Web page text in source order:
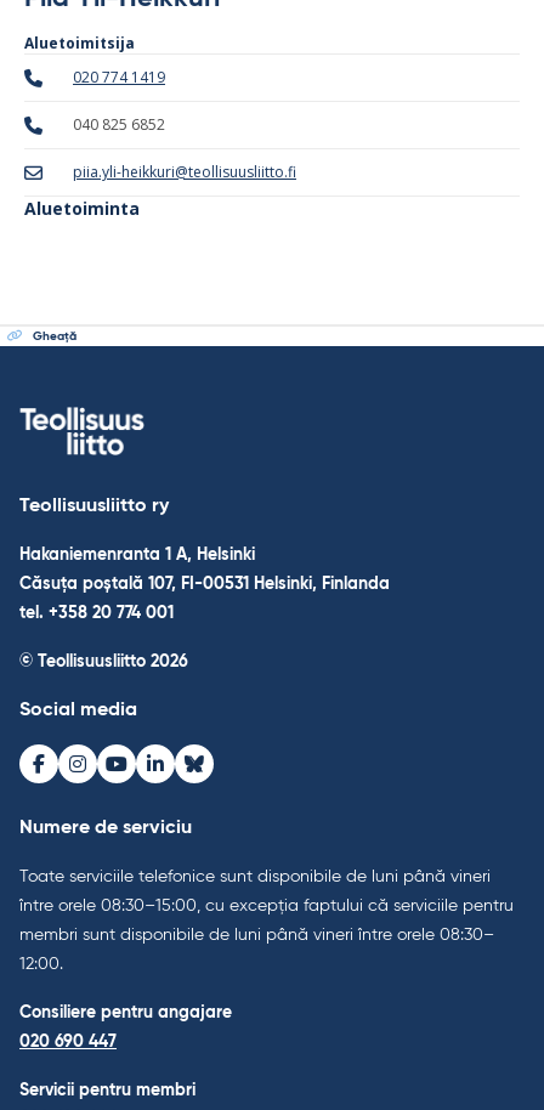
Aluetoimitsija
020 774 1419
040 825 6852
piia.yli-heikkuri@teollisuusliitto.fi
Aluetoiminta
Gheaţă
Teollisuusliitto ry
Hakaniemenranta 1 A, Helsinki
Căsuța poștală 107, FI-00531 Helsinki, Finlanda
tel. +358 20 774 001
© Teollisuusliitto 2026
Social media
Facebook
Instagram
Youtube
LinkedInBluesky
Numere de serviciu
Toate serviciile telefonice sunt disponibile de luni până vineri
între orele 08:30–15:00, cu excepția faptului că serviciile pentru
membri sunt disponibile de luni până vineri între orele 08:30–
12:00.
Consiliere pentru angajare
020 690 447
Servicii pentru membri